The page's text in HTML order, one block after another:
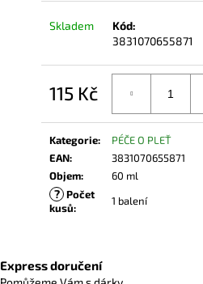
Skladem
Kód:
3831070655871
115 Kč
cena:
Kategorie:
PÉČE O PLEŤ
EAN:
3831070655871
Objem: 60 ml
? Počet
kusů:
1 balení
Express doručení